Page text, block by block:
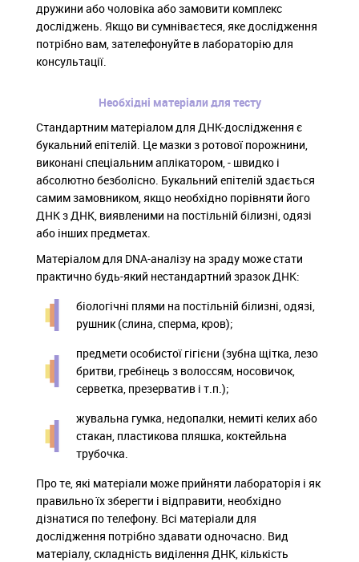
дружини або чоловіка або замовити комплекс
досліджень. Якщо ви сумніваєтеся, яке дослідження
потрібно вам, зателефонуйте в лабораторію для
консультації.
Необхідні матеріали для тесту
Стандартним матеріалом для ДНК-дослідження є
букальний епітелій. Це мазки з ротової порожнини,
виконані спеціальним аплікатором, - швидко і
абсолютно безболісно. Букальний епітелій здається
самим замовником, якщо необхідно порівняти його
ДНК з ДНК, виявленими на постільній білизні, одязі
або інших предметах.
Матеріалом для DNA-аналізу на зраду може стати
практично будь-який нестандартний зразок ДНК:
біологічні плями на постільній білизні, одязі,
рушник (слина, сперма, кров);
предмети особистої гігієни (зубна щітка, лезо
бритви, гребінець з волоссям, носовичок,
серветка, презерватив і т.п.);
жувальна гумка, недопалки, немиті келих або
стакан, пластикова пляшка, коктейльна
трубочка.
Про те, які матеріали може прийняти лабораторія і як
правильно їх зберегти і відправити, необхідно
дізнатися по телефону. Всі матеріали для
дослідження потрібно здавати одночасно. Вид
матеріалу, складність виділення ДНК, кількість